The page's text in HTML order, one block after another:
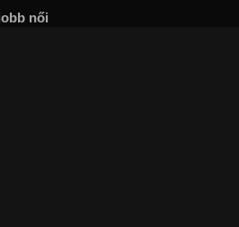
női